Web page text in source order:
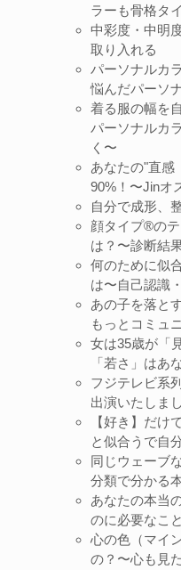
ラーも骨格タ
中彩度・中明
取り入れる
パーソナルカ
悩んだパーソ
着る服の幅を
パーソナルカ
く〜
あなたの"直感
90%！〜Jinオ
自分で成形、
顔タイプ®︎の
は？〜診断結
何のために似
は〜自己認識
あの子を落と
もっとコミュ
女は35歳が「
「若さ」はあ
フジテレビ系
出演いたしま
【好き】だけ
と似合うで自
同じウェーブ
分類で分かる
あなたの本当
のに必要なこ
心の色（マイ
の？〜心も見